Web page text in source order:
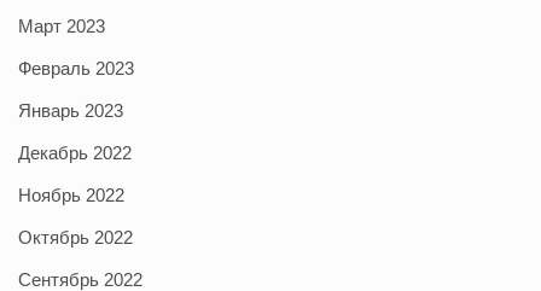
Март 2023
Февраль 2023
Январь 2023
Декабрь 2022
Ноябрь 2022
Октябрь 2022
Сентябрь 2022